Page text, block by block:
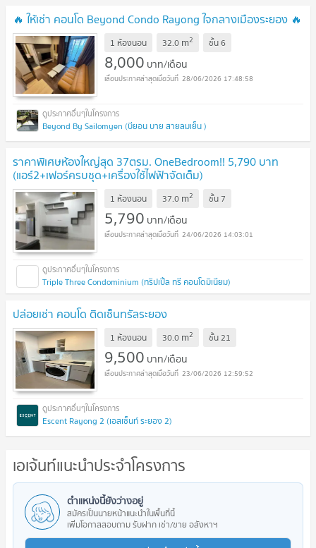
🔥 ให้เช่า คอนโด Beyond Condo Rayong ใจกลางเมืองระยอง 🔥
1 ห้องนอน 32.0 m2 ชั้น6
8,000 บาท/เดือน
28/06/2026 17:48:58
Beyond By Sailomyen (บียอน บาย สายลมเย็น )
ราคาพิเศษห้องใหญ่สุด 37ตรม. OneBedroom!! 5,790 บาท
(แอร์2+เฟอร์ครบชุด+เครื่องใช้ไฟฟ้าจัดเต็ม)
1 ห้องนอน 37.0 m2 ชั้น 7
5,790 บาท/เดือน
24/06/2026 14:03:01
Triple Three Condominium (ทริปเปิ้ล ทรี คอนโดมิเนียม)
ปล่อยเช่า คอนโด ติดเซ็นทรัลระยอง
1 ห้องนอน 30.0 m2 ชั้น21
9,500 บาท/เดือน
23/06/2026 12:59:52
Escent Rayong 2 (เอสเซ็นท์ ระยอง 2)
เอเจ้นท์แนะนำประจำโครงการ
ตำแหน่งนี้ยังว่างอยู่
สมัครเป็นนายหน้าแนะนำในพื้นที่นี้
เพิ่มโอกาสสอบถาม รับฝาก เช่า/ขาย อสังหาฯ